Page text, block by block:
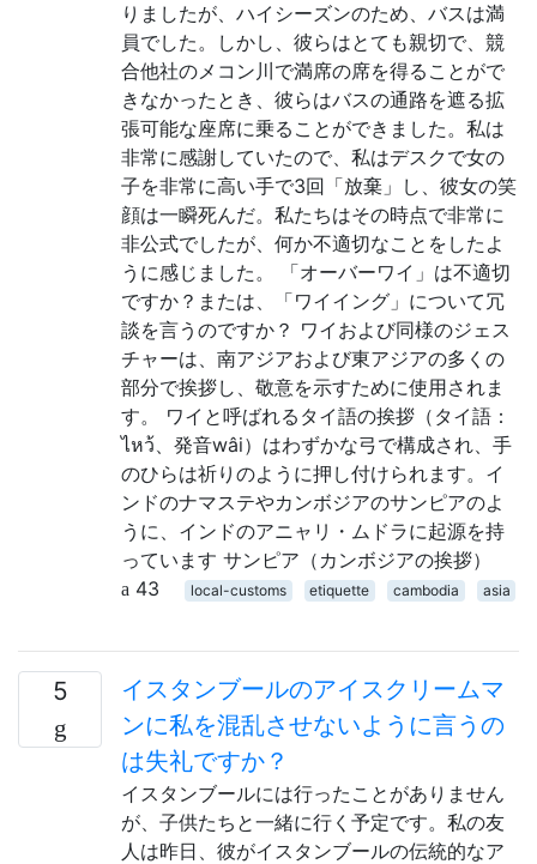
りましたが、ハイシーズンのため、バスは満
員でした。しかし、彼らはとても親切で、競
合他社のメコン川で満席の席を得ることがで
きなかったとき、彼らはバスの通路を遮る拡
張可能な座席に乗ることができました。私は
非常に感謝していたので、私はデスクで女の
子を非常に高い手で3回「放棄」し、彼女の笑
顔は一瞬死んだ。私たちはその時点で非常に
非公式でしたが、何か不適切なことをしたよ
うに感じました。 「オーバーワイ」は不適切
ですか？または、「ワイイング」について冗
談を言うのですか？ ワイおよび同様のジェス
チャーは、南アジアおよび東アジアの多くの
部分で挨拶し、敬意を示すために使用されま
す。 ワイと呼ばれるタイ語の挨拶（タイ語：
ไหว้、発音wâi）はわずかな弓で構成され、手
のひらは祈りのように押し付けられます。イ
ンドのナマステやカンボジアのサンピアのよ
うに、インドのアニャリ・ムドラに起源を持
っています サンピア（カンボジアの挨拶）
43
local-customs etiquette cambodia asia
5
イスタンブールのアイスクリームマ
ンに私を混乱させないように言うの
は失礼ですか？
イスタンブールには行ったことがありません
が、子供たちと一緒に行く予定です。私の友
人は昨日、彼がイスタンブールの伝統的なア